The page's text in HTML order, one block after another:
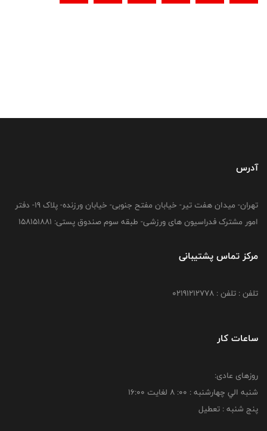
آدرس
تهران- میدان هفت تیر- خیابان مفتح جنوبی- خیابان ورزنده- پلاک 19- دفتر
امور مشترک فدراسیون های ورزشی- طبقه سوم صندوق پستی: 158151881
مرکز تماس پشتیبانی
تلفن : تلفن : 02191212778
ساعات کار
روزهای عادی:
شنبه الي چهارشنبه : 00: 8 لغايت 16:00
پنج شنبه : تعطیل